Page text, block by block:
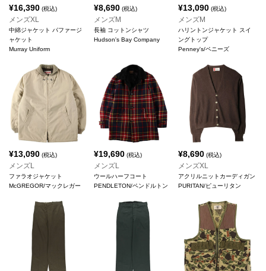
¥16,390 (税込)
メンズXL
中綿ジャケット パファージ
ャケット
Murray Uniform
¥8,690(税込)
メンズM
長袖 コットンシャツ
Hudson's Bay Company
¥13,090 (税込)
メンズM
ハリントンジャケット スイ
ングトップ
Penney's/ペニーズ
¥13,090 (税込)
メンズL
ファラオジャケット
McGREGOR/マックレガー
¥19,690(税込)
メンズL
ウールハーフコート
PENDLETON/ペンドルトン
¥8,690 (税込)
メンズXL
アクリルニットカーディガン
PURITAN/ピューリタン